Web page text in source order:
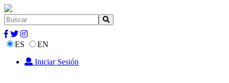
ES
EN
Iniciar Sesión